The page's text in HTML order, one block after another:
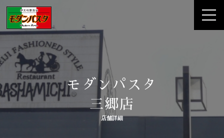
モダンパスタ
三郷店
店舗詳細